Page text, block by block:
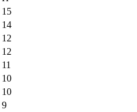
15
14
12
12
11
10
10
9